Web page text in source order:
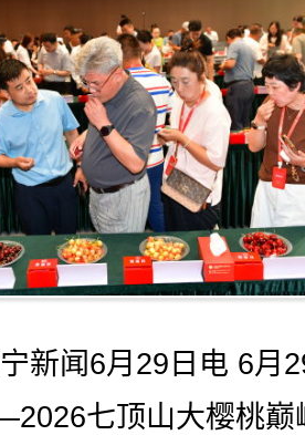
闻6月29日电 6月
七顶山大樱桃巅